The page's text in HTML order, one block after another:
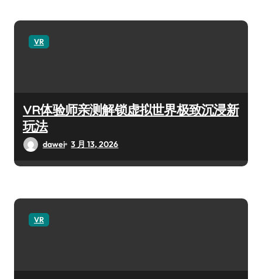
VR
VR体验师亲测解锁虚拟世界极致沉浸新
玩法
dawei 3 月 13, 2026
VR